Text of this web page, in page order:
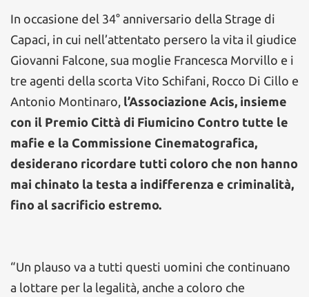
In occasione del 34° anniversario della Strage di
Capaci, in cui nell’attentato persero la vita il giudice
Giovanni Falcone, sua moglie Francesca Morvillo e i
tre agenti della scorta Vito Schifani, Rocco Di Cillo e
Antonio Montinaro, l’Associazione Acis, insieme
con il Premio Città di Fiumicino Contro tutte le
mafie e la Commissione Cinematografica,
desiderano ricordare tutti coloro che non hanno
mai chinato la testa a indifferenza e criminalità,
fino al sacrificio estremo.
“Un plauso va a tutti questi uomini che continuano
a lottare per la legalità, anche a coloro che